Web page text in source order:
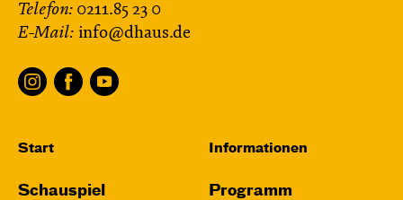
Telefon: 0211.85 23 0
E-Mail: info@dhaus.de
Start
Schauspiel
Informationen
Programm